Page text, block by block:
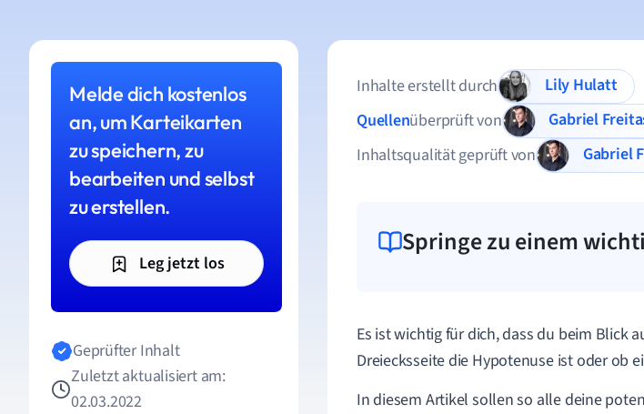
Melde dich kostenlos
an, um Karteikarten
zu speichern, zu
bearbeiten und selbst
zu erstellen.
Leg jetzt los
Geprüfter Inhalt
Zuletzt aktualisiert am:
02.03.2022
Inhalte erstellt durch
Lily Hulatt
Quellenüberprüft von
Gabriel
Inhaltsqualität geprüft von
Gabriel
Springe zu einem
Es ist wichtig für dich, dass du beim Blick
Dreiecksseite die Hypotenuse ist oder ob
In diesem Artikel sollen so alle deine